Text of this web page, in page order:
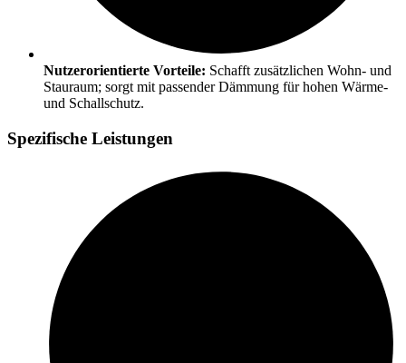
Nutzerorientierte Vorteile: Schafft zusätzlichen Wohn- und
Stauraum; sorgt mit passender Dämmung für hohen Wärme-
und Schallschutz.
Spezifische Leistungen